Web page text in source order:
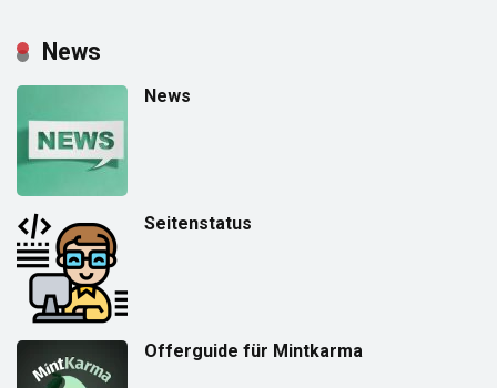
News
News
Seitenstatus
Offerguide für Mintkarma